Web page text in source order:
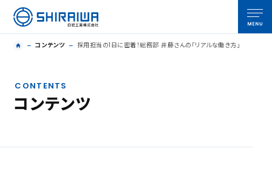
コンテンツ 採用担当の1日に密着！総務部 井藤さんの「リアルな働き方」
CONTENTS
コンテンツ